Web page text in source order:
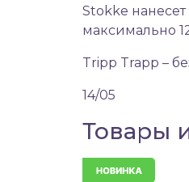
Stokke нанесет
максимально
Tripp Trapp –
14/05
Товары